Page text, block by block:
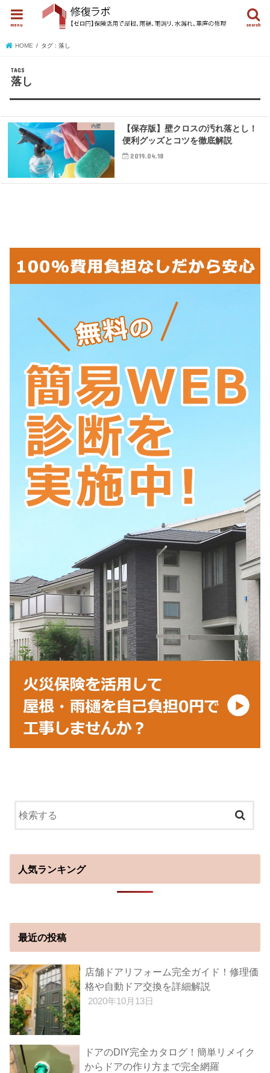
search
menu
HOME タグ : 落し
落し
内壁
【保存版】壁クロスの汚れ落とし！
便利グッズとコツを徹底解説
2019.04.18
人気ランキング
最近の投稿
店舗ドアリフォーム完全ガイド！修理価
格や自動ドア交換を詳細解説
2020年10月13日
ドアのDIY完全カタログ！簡単リメイク
からドアの作り方まで完全網羅